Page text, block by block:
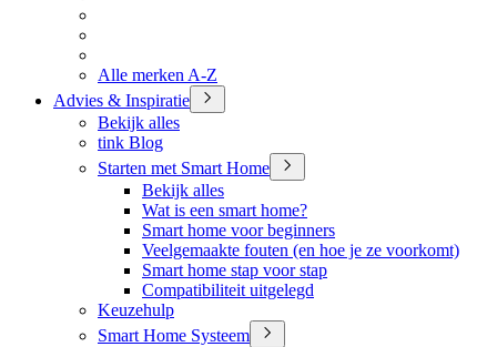
Alle merken A-Z
Advies & Inspiratie
Bekijk alles
tink Blog
Starten met Smart Home
Bekijk alles
Wat is een smart home?
Smart home voor beginners
Veelgemaakte fouten (en hoe je ze voorkomt)
Smart home stap voor stap
Compatibiliteit uitgelegd
Keuzehulp
Smart Home Systeem